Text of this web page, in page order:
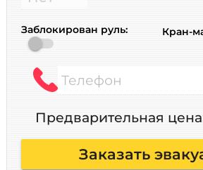
Заблокирован руль: Кран-
Телефон
Предварительная
Заказать